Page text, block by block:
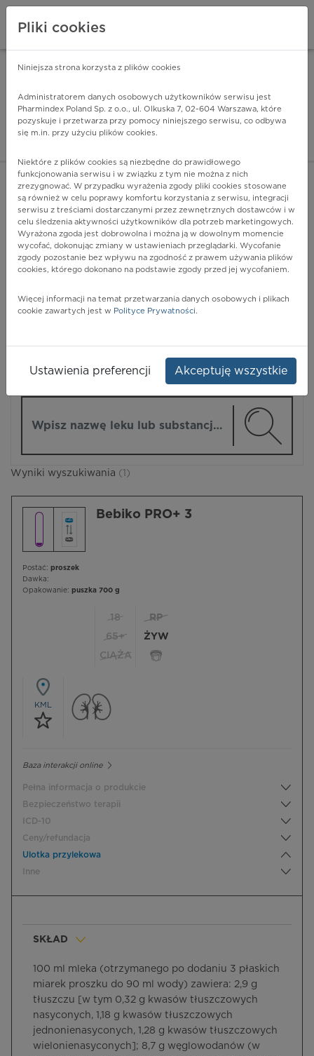
Pharmindex - lider
ZALOGUJ SIĘ
POKAŻ FILTRY
Pharmindex
Wyniki wyszukiwania (1)
Bebiko PRO+ 3
Postać: proszek
Dawka:
Opakowanie: puszka 700 g
18
65+
CIĄŻA
RP
ŻYW
KML
Baza interakcji online
Pełna informacja o produkcie
Bezpieczeństwo terapii
ICD-10
Ceny/refundacja
Ulotka przylekowa
Inne
SKŁAD
100 ml mleka (otrzymanego po dodaniu 3 płaskich
miarek proszku do 90 ml wody) zawiera: 2,9 g
tłuszczu [w tym 0,32 g kwasów tłuszczowych
nasyconych, 1,18 g kwasów tłuszczowych
jednonienasyconych, 1,28 g kwasów tłuszczowych
wielonienasyconych]; 8,7 g węglowodanów (w
Pliki cookies
Niniejsza strona korzysta z plików cookies
Administratorem danych osobowych użytkowników serwisu jest
Pharmindex Poland Sp. z o.o., ul. Olkuska 7, 02-604 Warszawa, które
pozyskuje i przetwarza przy pomocy niniejszego serwisu, co odbywa
się m.in. przy użyciu plików cookies.
Niektóre z plików cookies są niezbędne do prawidłowego
funkcjonowania serwisu i w związku z tym nie można z nich
zrezygnować. W przypadku wyrażenia zgody pliki cookies stosowane
są również w celu poprawy komfortu korzystania z serwisu, integracji
serwisu z treściami dostarczanymi przez zewnętrznych dostawców i w
celu śledzenia aktywności użytkowników dla potrzeb marketingowych.
Wyrażona zgoda jest dobrowolna i można ją w dowolnym momencie
wycofać, dokonując zmiany w ustawieniach przeglądarki. Wycofanie
zgody pozostanie bez wpływu na zgodność z prawem używania plików
cookies, którego dokonano na podstawie zgody przed jej wycofaniem.
Więcej informacji na temat przetwarzania danych osobowych i plikach
cookie zawartych jest w Polityce Prywatności.
Ustawienia preferencji Akceptuję wszystkie
ZA DARMO - w Google Play INSTALUJ